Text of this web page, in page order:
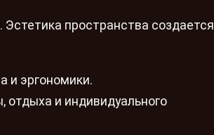
пространства создается
и эргономики.
отдыха и индивидуального